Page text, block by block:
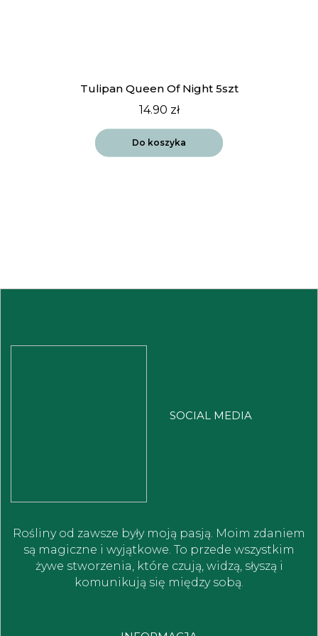
Tulipan Queen Of Night 5szt
14.90 zł
Do koszyka
SOCIAL MEDIA
Rośliny od zawsze były moją pasją. Moim zdaniem
są magiczne i wyjątkowe. To przede wszystkim
żywe stworzenia, które czują, widzą, słyszą i
komunikują się między sobą.